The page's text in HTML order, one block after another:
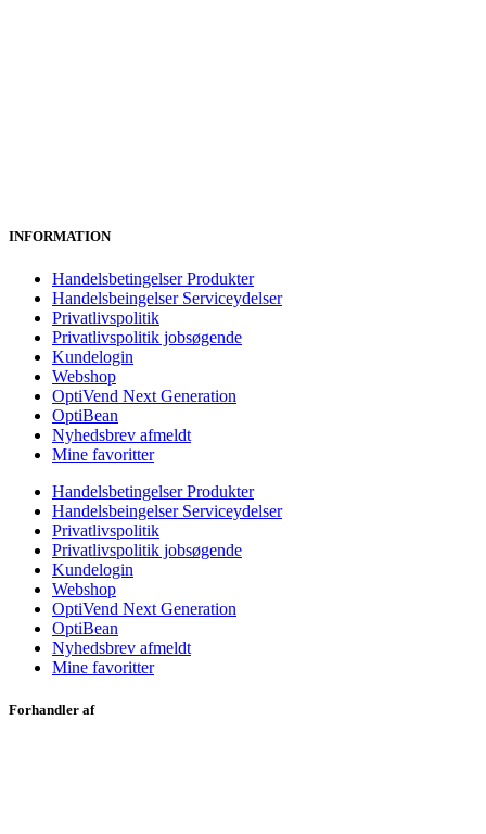
INFORMATION
Handelsbetingelser Produkter
Handelsbeingelser Serviceydelser
Privatlivspolitik
Privatlivspolitik jobsøgende
Kundelogin
Webshop
OptiVend Next Generation
OptiBean
Nyhedsbrev afmeldt
Mine favoritter
Handelsbetingelser Produkter
Handelsbeingelser Serviceydelser
Privatlivspolitik
Privatlivspolitik jobsøgende
Kundelogin
Webshop
OptiVend Next Generation
OptiBean
Nyhedsbrev afmeldt
Mine favoritter
Forhandler af